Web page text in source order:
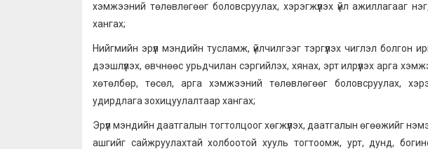
хэмжээний төлөвлөгөөг боловсруулах, хэрэгжүүлэх үйл ажиллагааг
хангах;
Нийгмийн эрүүл мэндийн тусламж, үйлчилгээг тэргүүлэх чиглэл болгон
дээшлүүлэх, өвчнөөс урьдчилан сэргийлэх, хянах, эрт илрүүлэх арга
хөтөлбөр, төсөл, арга хэмжээний төлөвлөгөөг боловсруулах,
удирдлага зохицуулалтаар хангах;
Эрүүл мэндийн даатгалын тогтолцоог хөгжүүлэх, даатгалын өгөөжийг
ашгийг сайжруулахтай холбоотой хууль тогтоомж, урт, дунд,